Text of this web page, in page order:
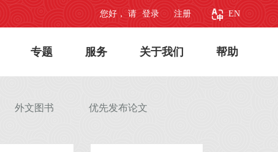
您好， 请 登录 注册 EN
专题 服务 关于我们 帮助
外文图书 优先发布论文